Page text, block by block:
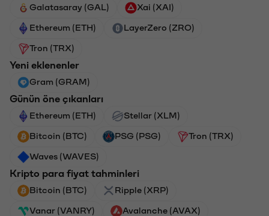
Galatasaray (GAL) Xai (XAI)
Ethereum (ETH) LayerZero (ZRO)
Tron (TRX)
Yeni eklenenler
Gram (GRAM)
Günün öne çıkanları
Ethereum (ETH) Stellar (XLM)
Bitcoin (BTC) PSG (PSG) Tron (TRX)
Waves (WAVES)
Kripto para fiyat tahminleri
Bitcoin (BTC) Ripple (XRP)
Vanar (VANRY) Avalanche (AVAX)